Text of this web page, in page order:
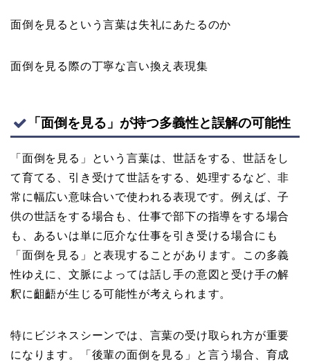
面倒を見るという言葉は失礼にあたるのか
面倒を見る際の丁寧な言い換え表現集
「面倒を見る」が持つ多義性と誤解の可能性
「面倒を見る」という言葉は、世話をする、世話をし
て育てる、引き受けて世話をする、処理するなど、非
常に幅広い意味合いで使われる表現です。例えば、子
供の世話をする場合も、仕事で部下の指導をする場合
も、あるいは単に厄介な仕事を引き受ける場合にも
「面倒を見る」と表現することがあります。この多義
性ゆえに、文脈によっては話し手の意図と受け手の解
釈に齟齬が生じる可能性が考えられます。
特にビジネスシーンでは、言葉の受け取られ方が重要
になります。「後輩の面倒を見る」と言う場合、育成